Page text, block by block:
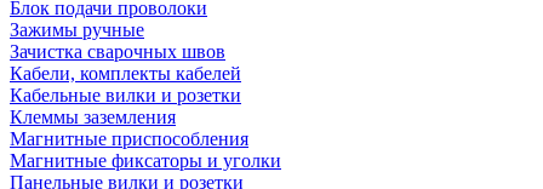
Блок подачи проволоки
Зажимы ручные
Зачистка сварочных швов
Кабели, комплекты кабелей
Кабельные вилки и розетки
Клеммы заземления
Магнитные приспособления
Магнитные фиксаторы и уголки
Панельные вилки и розетки